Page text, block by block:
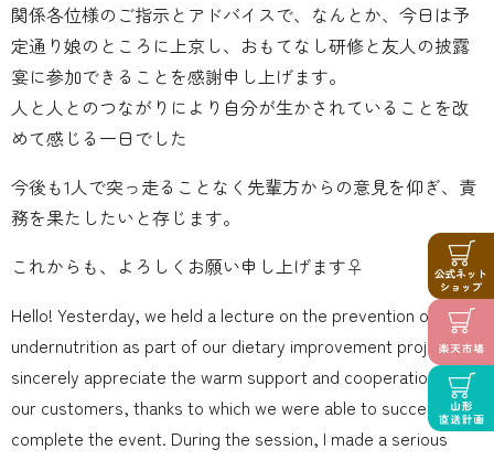
関係各位様のご指示とアドバイスで、なんとか、今日は予
定通り娘のところに上京し、おもてなし研修と友人の披露
宴に参加できることを感謝申し上げます。
人と人とのつながりにより自分が生かされていることを改
めて感じる一日でした
今後も1人で突っ走ることなく先輩方からの意見を仰ぎ、責
務を果たしたいと存じます。
これからも、よろしくお願い申し上げます‍♀️
Hello! Yesterday, we held a lecture on the prevention of
undernutrition as part of our dietary improvement project. I
sincerely appreciate the warm support and cooperation from
our customers, thanks to which we were able to successfully
complete the event. During the session, I made a serious